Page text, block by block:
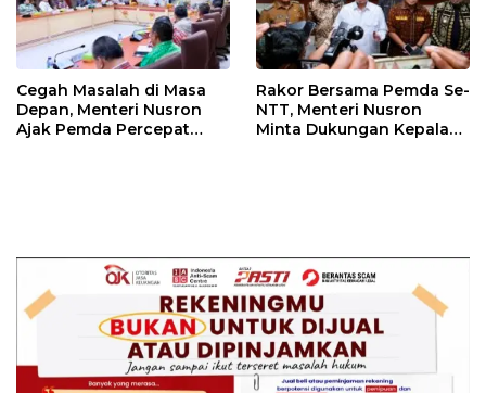
Cegah Masalah di Masa
Depan, Menteri Nusron
Ajak Pemda Percepat
Rakor Bersama Pemda Se-
NTT, Menteri Nusron
Minta Dukungan Kepala